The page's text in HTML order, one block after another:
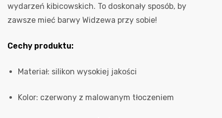
wydarzeń kibicowskich. To doskonały sposób, by
zawsze mieć barwy Widzewa przy sobie!
Cechy produktu:
Materiał: silikon wysokiej jakości
Kolor: czerwony z malowanym tłoczeniem